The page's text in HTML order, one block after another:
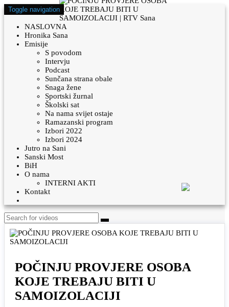
Toggle navigation
NASLOVNA
Hronika Sana
Emisije
S povodom
Intervju
Podcast
Sunčana strana obale
Snaga žene
Sportski žurnal
Školski sat
Na nama svijet ostaje
Ramazanski program
Izbori 2022
Izbori 2024
Jutro na Sani
Sanski Most
BiH
O nama
INTERNI AKTI
Kontakt
POČINJU PROVJERE OSOBA
KOJE TREBAJU BITI U
SAMOIZOLACIJI